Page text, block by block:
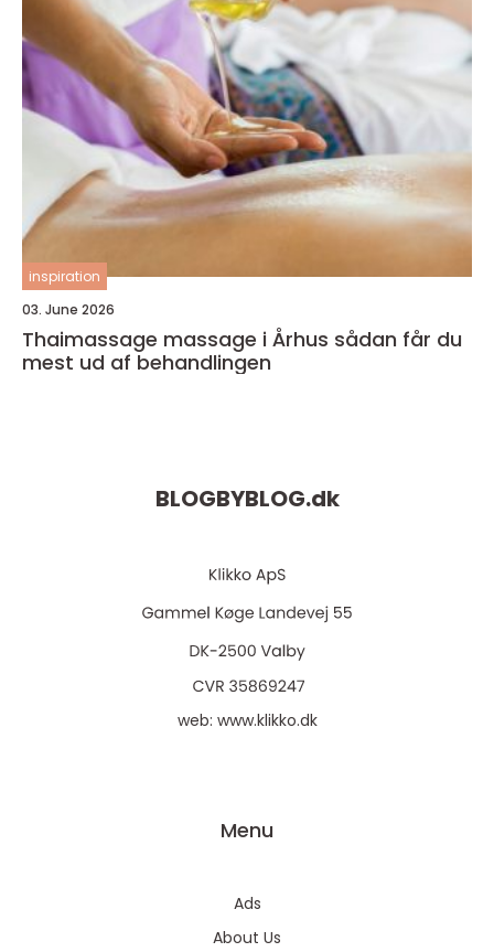
inspiration
03. June 2026
Thaimassage massage i Århus sådan får du
mest ud af behandlingen
BLOGBYBLOG.dk
web: www.klikko.dk
Menu
Ads
About Us